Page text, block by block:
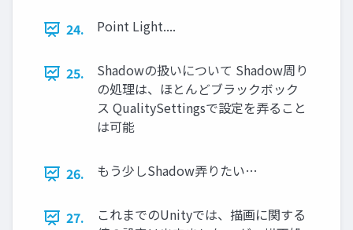
24. Point Light....
25.
Shadowの扱いについて Shadow周り
の処理は、ほとんどブラックボック
ス QualitySettingsで設定を弄ること
は可能
26. もう少しShadow弄りたい…
27.
これまでのUnityでは、描画に関する